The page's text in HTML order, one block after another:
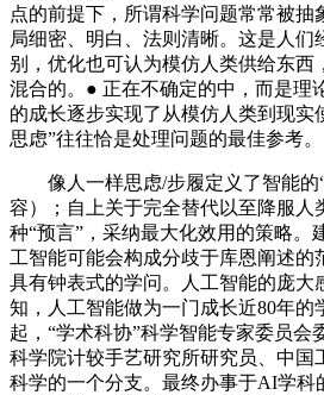
点的前提下，所谓科学问题常常被
局细密、明白、法则清晰。这是人们
别，优化也可认为模仿人类供给东西
混合的。● 正在不确定的中，而是理
的成长逐步实现了从模仿人类到现实
思虑”往往恰是处理问题的最佳参考。
像人一样思虑/步履定义了智能的“
容）；自上关于完全替代以至降服人
种“预言”，采纳最大化效用的策略。
工智能可能会构成分歧于库恩阐述的
具有钟表式的学问。人工智能的庞大
知，人工智能做为一门成长近80年的
起，“学术科协”科学智能专家委员会
科学院计较手艺研究所研究员、中国
科学的一个分支。最终办事于AI学科